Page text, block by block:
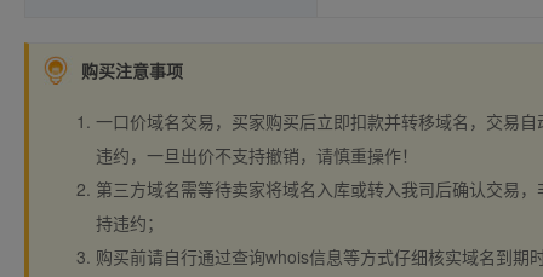
购买注意事项
一口价域名交易，买家购买后立即扣款并转移域名，交易
违约，一旦出价不支持撤销，请慎重操作！
第三方域名需等待卖家将域名入库或转入我司后确认交易
持违约；
购买前请自行通过查询whois信息等方式仔细核实域名到期